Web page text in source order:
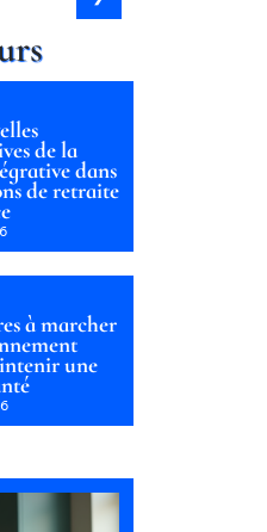
de la
dans
de retraite
à marcher
une